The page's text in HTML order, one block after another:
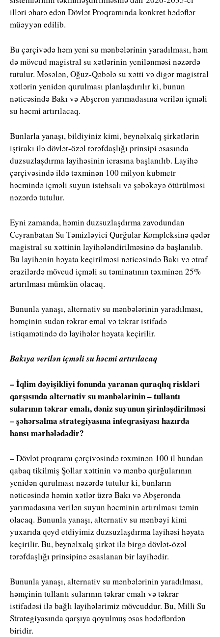
illəri əhatə edən Dövlət Proqramında konkret hədəflər
müəyyən edilib.
Bu çərçivədə həm yeni su mənbələrinin yaradılması, həm
də mövcud magistral su xətlərinin yenilənməsi nəzərdə
tutulur. Məsələn, Oğuz-Qəbələ su xətti və digər magistral
xətlərin yenidən qurulması planlaşdırılır ki, bunun
nəticəsində Bakı və Abşeron yarımadasına verilən içməli
su həcmi artırılacaq.
Bunlarla yanaşı, bildiyiniz kimi, beynəlxalq şirkətlərin
iştirakı ilə dövlət-özəl tərəfdaşlığı prinsipi əsasında
duzsuzlaşdırma layihəsinin icrasına başlanılıb. Layihə
çərçivəsində ildə təxminən 100 milyon kubmetr
həcmində içməli suyun istehsalı və şəbəkəyə ötürülməsi
nəzərdə tutulur.
Eyni zamanda, həmin duzsuzlaşdırma zavodundan
Ceyranbatan Su Təmizləyici Qurğular Kompleksinə qədər
magistral su xəttinin layihələndirilməsinə də başlanılıb.
Bu layihənin həyata keçirilməsi nəticəsində Bakı və ətraf
ərazilərdə mövcud içməli su təminatının təxminən 25%
artırılması mümkün olacaq.
Bununla yanaşı, alternativ su mənbələrinin yaradılması,
həmçinin sudan təkrar emal və təkrar istifadə
istiqamətində də layihələr həyata keçirilir.
Bakıya verilən içməli su həcmi artırılacaq
– İqlim dəyişikliyi fonunda yaranan quraqlıq riskləri
qarşısında alternativ su mənbələrinin – tullantı
sularının təkrar emalı, dəniz suyunun şirinləşdirilməsi
– şəhərsalma strategiyasına inteqrasiyası hazırda
hansı mərhələdədir?
– Dövlət proqramı çərçivəsində təxminən 100 il bundan
qabaq tikilmiş Şollar xəttinin və mənbə qurğularının
yenidən qurulması nəzərdə tutulur ki, bunların
nəticəsində həmin xətlər üzrə Bakı və Abşeronda
yarımadasına verilən suyun həcminin artırılması təmin
olacaq. Bununla yanaşı, alternativ su mənbəyi kimi
yuxarıda qeyd etdiyimiz duzsuzlaşdırma layihəsi həyata
keçirilir. Bu, beynəlxalq şirkət ilə birgə dövlət-özəl
tərəfdaşlığı prinsipinə əsaslanan bir layihədir.
Bununla yanaşı, alternativ su mənbələrinin yaradılması,
həmçinin tullantı sularının təkrar emalı və təkrar
istifadəsi ilə bağlı layihələrimiz mövcuddur. Bu, Milli Su
Strategiyasında qarşıya qoyulmuş əsas hədəflərdən
biridir.